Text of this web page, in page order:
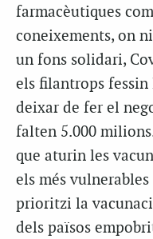
farmacèutiques
coneixements, on
un fons solidari,
els filantrops fessin
deixar de fer el
falten 5.000
que aturin les
els més
prioritzi la
dels països